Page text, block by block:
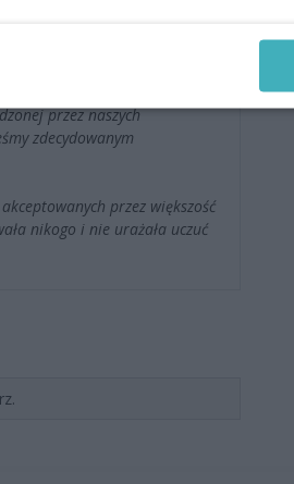
przez naszych
zdecydowanym
przez większość
nikogo i nie urażała uczuć